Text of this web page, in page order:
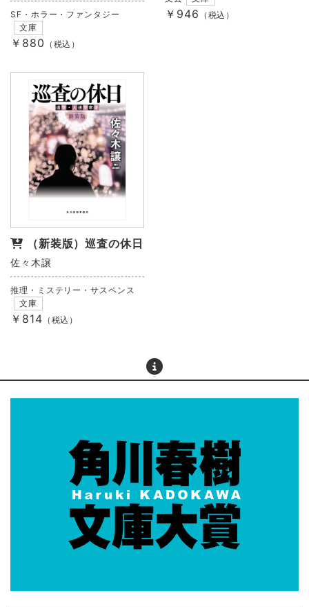
SF・ホラー・ファンタジー
文庫
￥880 （税込）
￥946 （税込）
（新装版）巡査の休日
佐々木譲
推理・ミステリー・サスペンス
文庫
￥814 （税込）